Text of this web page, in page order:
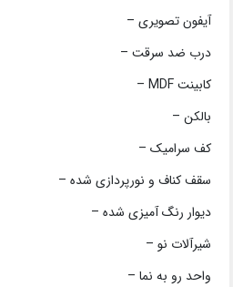
آیفون تصویری –
درب ضد سرقت –
کابینت MDF –
بالکن –
کف سرامیک –
سقف کناف و نورپردازی شده –
دیوار رنگ آمیزی شده –
شیرآلات نو –
واحد رو به نما –